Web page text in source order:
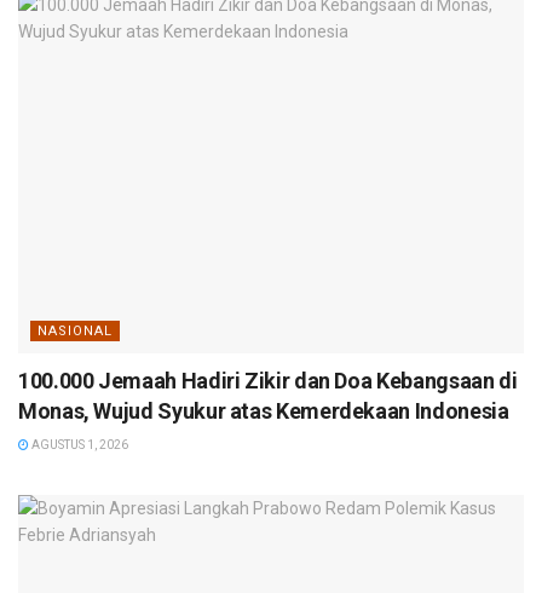
NASIONAL
100.000 Jemaah Hadiri Zikir dan Doa Kebangsaan di
Monas, Wujud Syukur atas Kemerdekaan Indonesia
AGUSTUS 1, 2026